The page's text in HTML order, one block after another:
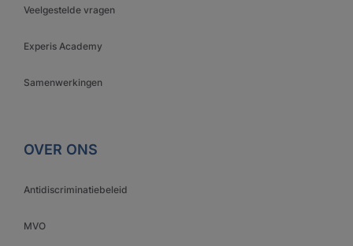
Veelgestelde vragen
Experis Academy
Samenwerkingen
OVER ONS
Antidiscriminatiebeleid
MVO